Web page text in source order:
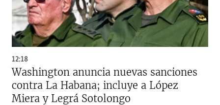
12:18
Washington anuncia nuevas sanciones
contra La Habana; incluye a López
Miera y Legrá Sotolongo